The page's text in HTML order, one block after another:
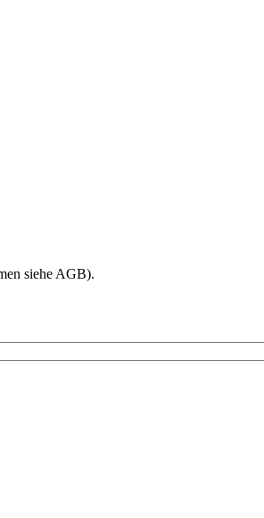
siehe AGB).